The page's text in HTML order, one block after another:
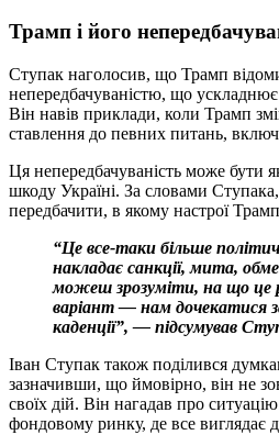
Трамп і його
Ступак наголосив, що Трамп
непередбачуваністю, що
Він навів приклади, коли Трамп
ставлення до певних питань,
Ця непередбачуваність може бути
шкоду Україні. За словами
передбачити, в якому настрої
“Це все-таки більше
накладає санкції, мита,
можеш зрозуміти, на що це
варіант — нам дочекатися
каденції”, — підсумував
Іван Ступак також поділився
зазначивши, що ймовірно, він не
своїх дій. Він нагадав про
фондовому ринку, де все виглядає